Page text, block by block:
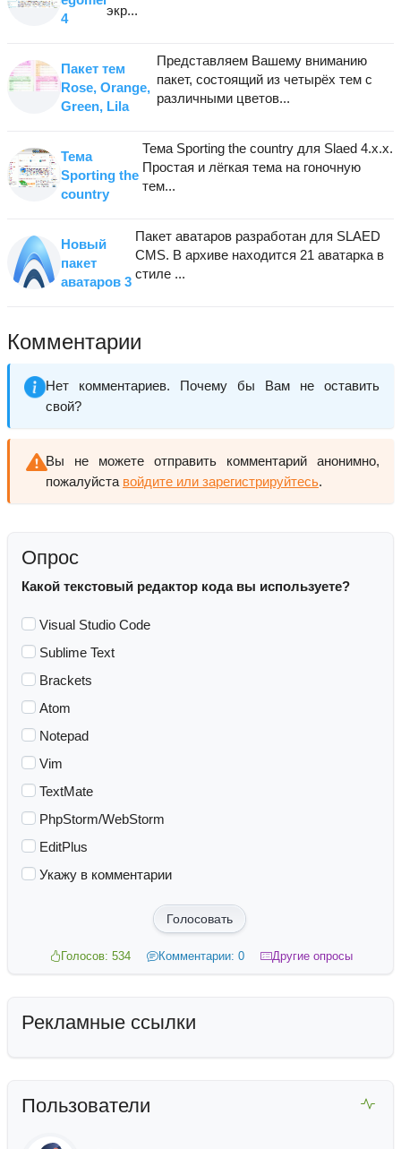
4
экр...
Пакет тем
Rose, Orange,
Green, Lila
Представляем Вашему вниманию
пакет, состоящий из четырёх тем с
различными цветов...
Тема
Sporting the
country
Тема Sporting the country для Slaed 4.х.х.
Простая и лёгкая тема на гоночную
тем...
Новый
пакет
аватаров 3
Пакет аватаров разработан для SLAED
CMS. В архиве находится 21 аватарка в
стиле ...
Комментарии
Нет комментариев. Почему бы Вам не оставить
свой?
Вы не можете отправить комментарий анонимно,
пожалуйста войдите или зарегистрируйтесь.
Опрос
Какой текстовый редактор кода вы используете?
Visual Studio Code
Sublime Text
Brackets
Atom
Notepad
Vim
TextMate
PhpStorm/WebStorm
EditPlus
Укажу в комментарии
Голосовать
Голосов: 534 Комментарии: 0 Другие опросы
Рекламные ссылки
Пользователи